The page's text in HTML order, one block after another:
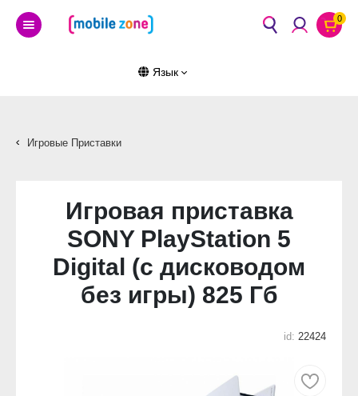
0
Язык
Игровые Приставки
Игровая приставка
SONY PlayStation 5
Digital (с дисководом
без игры) 825 Гб
id: 22424